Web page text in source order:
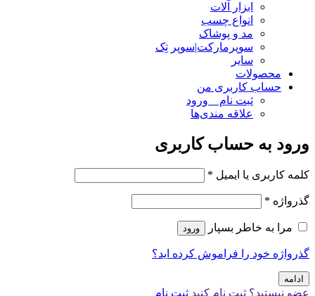
ابزار آلات
انواع چسب
مد و پوشاک
سوپرمارکت|سوپر تِک
سایر
محصولات
حساب کاربری من
ثبت نام _ ورود
علاقه مندی‌ها
ورود به حساب کاربری
کلمه کاربری یا ایمیل *
گذرواژه *
مرا به خاطر بسپار ورود
گذرواژه خود را فراموش کرده اید؟
ادامه
عضو نیستید؟ ثبت نام کنید ثبت نام